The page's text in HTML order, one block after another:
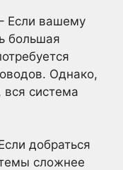
Если вашему
большая
Однако,
вся система
добраться
сложнее